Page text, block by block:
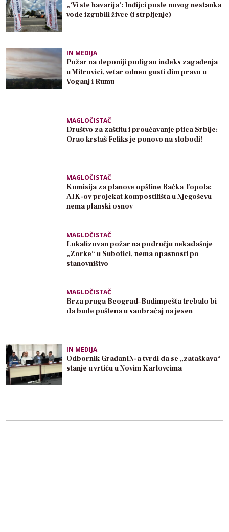
„‘Vi ste havarija’: Inđijci posle novog nestanka
vode izgubili živce (i strpljenje)
IN MEDIJA
Požar na deponiji podigao indeks zagađenja
u Mitrovici, vetar odneo gusti dim pravo u
Voganj i Rumu
MAGLOČISTAČ
Društvo za zaštitu i proučavanje ptica Srbije:
Orao krstaš Feliks je ponovo na slobodi!
MAGLOČISTAČ
Komisija za planove opštine Bačka Topola:
AIK-ov projekat kompostilišta u Njegoševu
nema planski osnov
MAGLOČISTAČ
Lokalizovan požar na području nekadašnje
„Zorke“ u Subotici, nema opasnosti po
stanovništvo
MAGLOČISTAČ
Brza pruga Beograd–Budimpešta trebalo bi
da bude puštena u saobraćaj na jesen
IN MEDIJA
Odbornik GrađanIN-a tvrdi da se „zataškava“
stanje u vrtiću u Novim Karlovcima